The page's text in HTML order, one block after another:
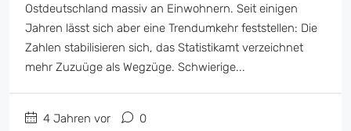
Ostdeutschland massiv an Einwohnern. Seit einigen
Jahren lässt sich aber eine Trendumkehr feststellen: Die
Zahlen stabilisieren sich, das Statistikamt verzeichnet
mehr Zuzuüge als Wegzüge. Schwierige...
4 Jahren vor 0